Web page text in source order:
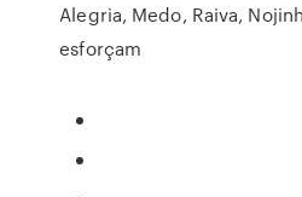
Alegria, Medo, Raiva,
esforçam